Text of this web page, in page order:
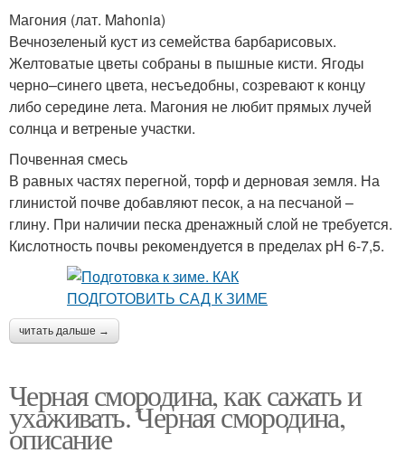
Магония (лат. Mahonia)
Вечнозеленый куст из семейства барбарисовых.
Желтоватые цветы собраны в пышные кисти. Ягоды
черно–синего цвета, несъедобны, созревают к концу
либо середине лета. Магония не любит прямых лучей
солнца и ветреные участки.
Почвенная смесь
В равных частях перегной, торф и дерновая земля. На
глинистой почве добавляют песок, а на песчаной –
глину. При наличии песка дренажный слой не требуется.
Кислотность почвы рекомендуется в пределах рН 6-7,5.
читать дальше →
Черная смородина, как сажать и
ухаживать. Черная смородина,
описание